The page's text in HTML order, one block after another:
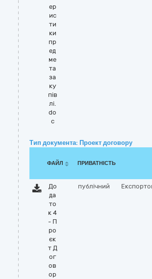
ер
ис
ти
ки
пр
ед
ме
та
за
ку
пів
лі.
do
c
Тип документа: Проект договору
ФАЙЛ ПРИВАТНІСТЬ
До
да
то
к 4
- П
ро
єк
т Д
ог
ов
ор
публічний